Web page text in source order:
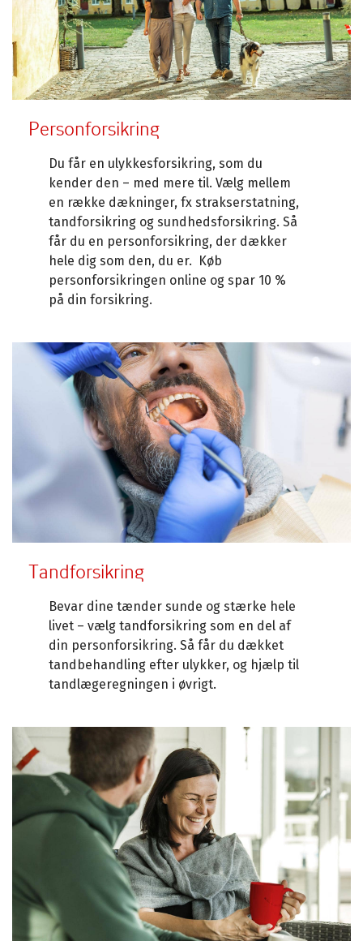
Personforsikring
Du får en ulykkesforsikring, som du
kender den – med mere til. Vælg mellem
en række dækninger, fx strakserstatning,
tandforsikring og sundhedsforsikring. Så
får du en personforsikring, der dækker
hele dig som den, du er. Køb
personforsikringen online og spar 10 %
på din forsikring.
Tandforsikring
Bevar dine tænder sunde og stærke hele
livet – vælg tandforsikring som en del af
din personforsikring. Så får du dækket
tandbehandling efter ulykker, og hjælp til
tandlægeregningen i øvrigt.